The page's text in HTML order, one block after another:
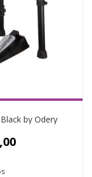
by Odery